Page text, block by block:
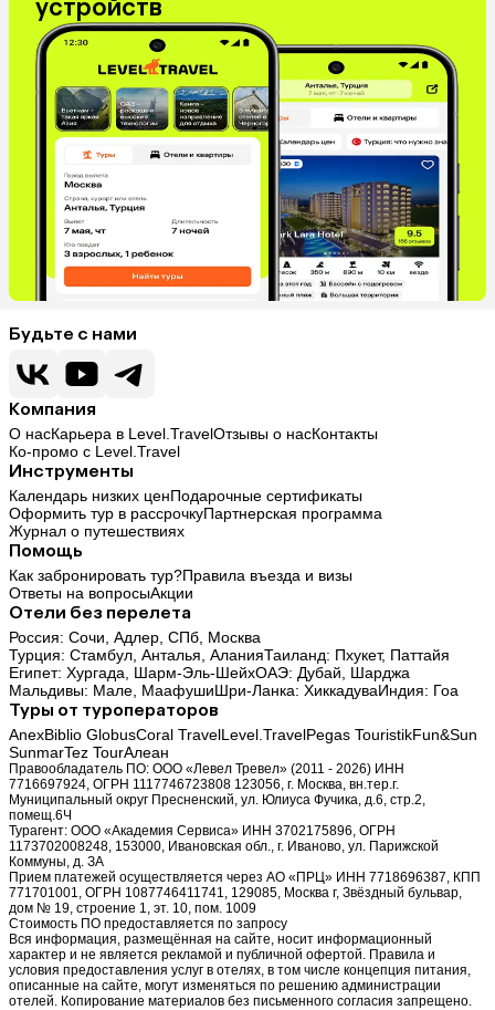
устройств
Будьте с нами
Компания
О насКарьера в Level.TravelОтзывы о насКонтакты
Ко-промо с Level.Travel
Инструменты
Календарь низких ценПодарочные сертификаты
Оформить тур в рассрочкуПартнерская программа
Журнал о путешествиях
Помощь
Как забронировать тур?Правила въезда и визы
Ответы на вопросыАкции
Отели без перелета
Россия: Сочи, Адлер, СПб, Москва
Турция: Стамбул, Анталья, АланияТаиланд: Пхукет, Паттайя
Египет: Хургада, Шарм-Эль-ШейхОАЭ: Дубай, Шарджа
Мальдивы: Мале, МаафушиШри-Ланка: ХиккадуваИндия: Гоа
Туры от туроператоров
AnexBiblio GlobusCoral TravelLevel.TravelPegas TouristikFun&Sun
SunmarTez TourАлеан
Правообладатель ПО: ООО «Левел Тревел» (2011 - 2026) ИНН
7716697924, ОГРН 1117746723808 123056, г. Москва, вн.тер.г.
Муниципальный округ Пресненский, ул. Юлиуса Фучика, д.6, стр.2,
помещ.6Ч
Турагент: ООО «Академия Сервиса» ИНН 3702175896, ОГРН
1173702008248, 153000, Ивановская обл., г. Иваново, ул. Парижской
Коммуны, д. ЗА
Прием платежей осуществляется через АО «ПРЦ» ИНН 7718696387, КПП
771701001, ОГРН 1087746411741, 129085, Москва г, Звёздный бульвар,
дом № 19, строение 1, эт. 10, пом. 1009
Стоимость ПО предоставляется по запросу
Вся информация, размещённая на сайте, носит информационный
характер и не является рекламой и публичной офертой. Правила и
условия предоставления услуг в отелях, в том числе концепция питания,
описанные на сайте, могут изменяться по решению администрации
отелей. Копирование материалов без письменного согласия запрещено.